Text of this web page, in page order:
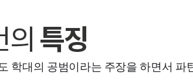
학대의 공범이라는 주장을 하면서